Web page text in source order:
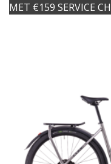
MET €159 SERVICE